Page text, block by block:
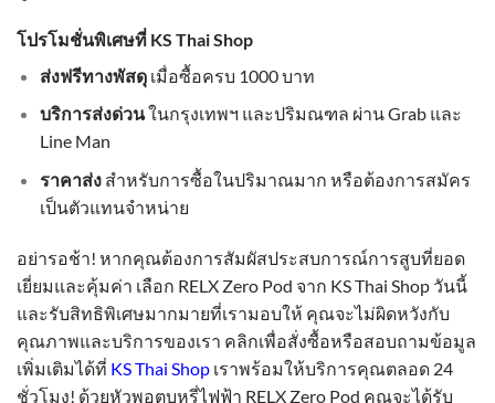
โปรโมชั่นพิเศษที่ KS Thai Shop
ส่งฟรีทางพัสดุเมื่อซื้อครบ 1000 บาท
บริการส่งด่วนในกรุงเทพฯ และปริมณฑล ผ่าน Grab และ
Line Man
ราคาส่งสำหรับการซื้อในปริมาณมาก หรือต้องการสมัคร
เป็นตัวแทนจำหน่าย
อย่ารอช้า! หากคุณต้องการสัมผัสประสบการณ์การสูบที่ยอด
เยี่ยมและคุ้มค่า เลือก RELX Zero Pod จาก KS Thai Shop วันนี้
และรับสิทธิพิเศษมากมายที่เรามอบให้ คุณจะไม่ผิดหวังกับ
คุณภาพและบริการของเรา คลิกเพื่อสั่งซื้อหรือสอบถามข้อมูล
เพิ่มเติมได้ที่ KS Thai Shop เราพร้อมให้บริการคุณตลอด 24
ชั่วโมง! ด้วยหัวพอตบุหรี่ไฟฟ้า RELX Zero Pod คุณจะได้รับ